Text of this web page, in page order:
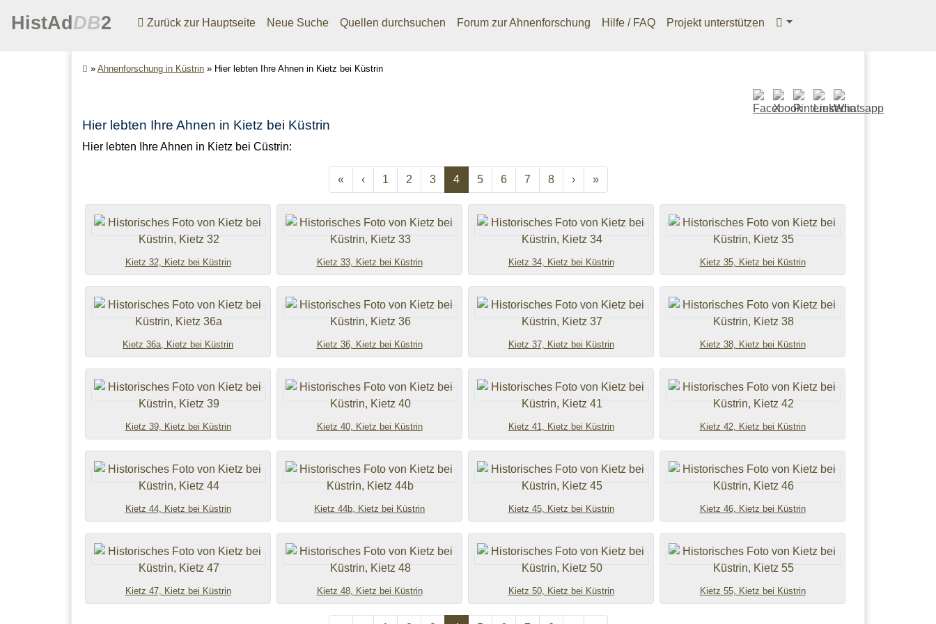
HistAd DB2 Zurück zur Hauptseite Neue Suche Quellen durchsuchen Forum zur Ahnenforschung Hilfe / FAQ Projekt unterstützen
» Ahnenforschung in Küstrin » Hier lebten Ihre Ahnen in Kietz bei Küstrin
Hier lebten Ihre Ahnen in Kietz bei Küstrin
Hier lebten Ihre Ahnen in Kietz bei Cüstrin:
«Previous
‹Previous
1 2 3 4 5 6 7 8 ›Next
»Previous
Kietz 32, Kietz bei Küstrin Kietz 33, Kietz bei Küstrin Kietz 34, Kietz bei Küstrin Kietz 35, Kietz bei Küstrin
Kietz 36a, Kietz bei Küstrin Kietz 36, Kietz bei Küstrin Kietz 37, Kietz bei Küstrin Kietz 38, Kietz bei Küstrin
Kietz 39, Kietz bei Küstrin Kietz 40, Kietz bei Küstrin Kietz 41, Kietz bei Küstrin Kietz 42, Kietz bei Küstrin
Kietz 44, Kietz bei Küstrin Kietz 44b, Kietz bei Küstrin Kietz 45, Kietz bei Küstrin Kietz 46, Kietz bei Küstrin
Kietz 47, Kietz bei Küstrin Kietz 48, Kietz bei Küstrin Kietz 50, Kietz bei Küstrin Kietz 55, Kietz bei Küstrin